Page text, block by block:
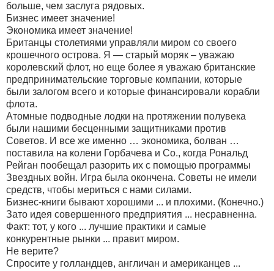
больше, чем заслуга рядовых.
Бизнес имеет значение!
Экономика имеет значение!
Британцы столетиями управляли миром со своего
крошечного острова. Я — старый моряк – уважаю
королевский флот, но еще более я уважаю британские
предпринимательские торговые компании, которые
были залогом всего и которые финансировали корабли
флота.
Атомные подводные лодки на протяжении полувека
были нашими бесценными защитниками против
Советов. И все же именно … экономика, болван …
поставила на колени Горбачева и Со., когда Рональд
Рейган пообещал разорить их с помощью программы
Звездных войн. Игра была окончена. Советы не имели
средств, чтобы мериться с нами силами.
Бизнес-книги бывают хорошими ... и плохими. (Конечно.)
Зато идея совершенного предприятия ... несравненна.
Факт: тот, у кого ... лучшие практики и самые
конкурентные рынки ... правит миром.
Не верите?
Спросите у голландцев, англичан и американцев ...